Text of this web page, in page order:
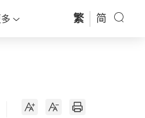
繁 简